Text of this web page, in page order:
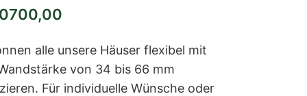
alle unsere Häuser flexibel mit
von 34 bis 66 mm
Für individuelle Wünsche oder